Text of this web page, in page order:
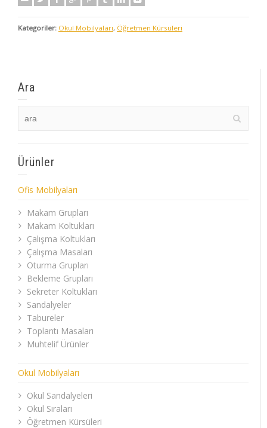
Kategoriler: Okul Mobilyaları, Öğretmen Kürsüleri
Ara
Ürünler
Ofis Mobilyaları
Makam Grupları
Makam Koltukları
Çalışma Koltukları
Çalışma Masaları
Oturma Grupları
Bekleme Grupları
Sekreter Koltukları
Sandalyeler
Tabureler
Toplantı Masaları
Muhtelif Ürünler
Okul Mobilyaları
Okul Sandalyeleri
Okul Sıraları
Öğretmen Kürsüleri